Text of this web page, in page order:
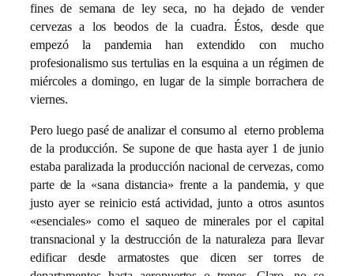
fines de semana de ley seca, no ha dejado de vender
cervezas a los beodos de la cuadra. Éstos, desde que
empezó la pandemia han extendido con mucho
profesionalismo sus tertulias en la esquina a un régimen de
miércoles a domingo, en lugar de la simple borrachera de
viernes.
Pero luego pasé de analizar el consumo al eterno problema
de la producción. Se supone de que hasta ayer 1 de junio
estaba paralizada la producción nacional de cervezas, como
parte de la «sana distancia» frente a la pandemia, y que
justo ayer se reinicio está actividad, junto a otros asuntos
«esenciales» como el saqueo de minerales por el capital
transnacional y la destrucción de la naturaleza para llevar
edificar desde armatostes que dicen ser torres de